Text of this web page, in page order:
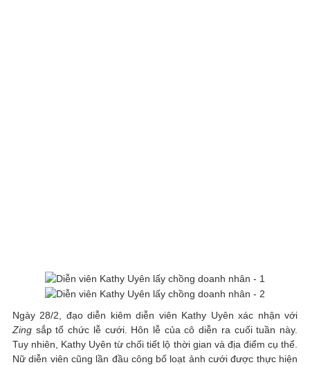
Ngày 28/2, đạo diễn kiêm diễn viên Kathy Uyên xác nhận với
Zing sắp tổ chức lễ cưới. Hôn lễ của cô diễn ra cuối tuần này.
Tuy nhiên, Kathy Uyên từ chối tiết lộ thời gian và địa điểm cụ thể.
Nữ diễn viên cũng lần đầu công bố loạt ảnh cưới được thực hiện